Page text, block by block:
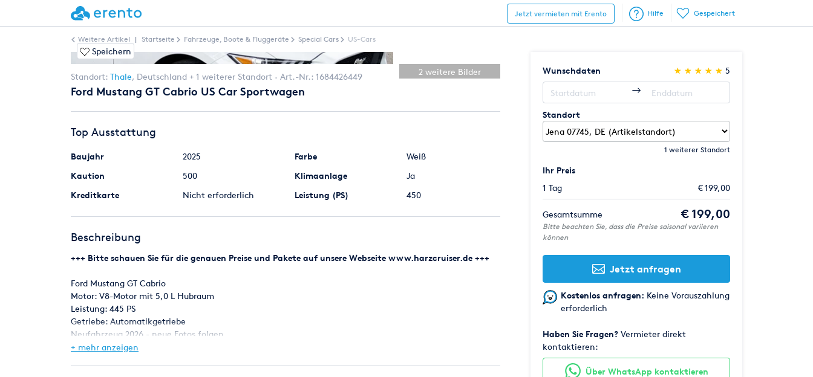
Gespeichert
Jetzt vermieten mit Erento Hilfe
Weitere Artikel | Startseite Fahrzeuge, Boote & Fluggeräte Special Cars US-Cars
Speichern
2 weitere Bilder
Standort: Thale, Deutschland + 1 weiterer Standort Art.-Nr.: 1684426449
Ford Mustang GT Cabrio US Car Sportwagen
Top Ausstattung
Baujahr 2025 Farbe
Weiß
Kaution
500 Klimaanlage
Ja
Kreditkarte
Nicht erforderlich Leistung (PS) 450
Beschreibung
+++ Bitte schauen Sie für die genauen Preise und Pakete auf unsere Webseite www.harzcruiser.de +++
Ford Mustang GT Cabrio
Motor: V8-Motor mit 5,0 L Hubraum
Leistung: 445 PS
Getriebe: Automatikgetriebe
Neufahrzeug 2026 - neue Fotos folgen...
Farbe: weiß
+ mehr anzeigen
Wunschdaten (*)
★
★
(*) ★
★
(*) ★
★
(*) ★
★
(*) ★
★ 5
Standort
1 weiterer Standort
Ihr Preis
1 Tag
€ 199,00
Gesamtsumme € 199,00
Bitte beachten Sie, dass die Preise saisonal variieren
können
Jetzt anfragen
Kostenlos anfragen: Keine Vorauszahlung
erforderlich
Haben Sie Fragen? Vermieter direkt
kontaktieren:
Über WhatsApp kontaktieren